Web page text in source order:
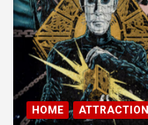
HOME